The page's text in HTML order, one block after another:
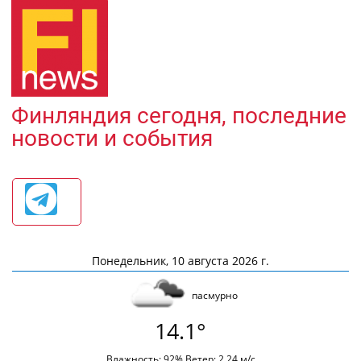
Финляндия сегодня, последние
новости и события
Понедельник, 10 августа 2026 г.
пасмурно
14.1°